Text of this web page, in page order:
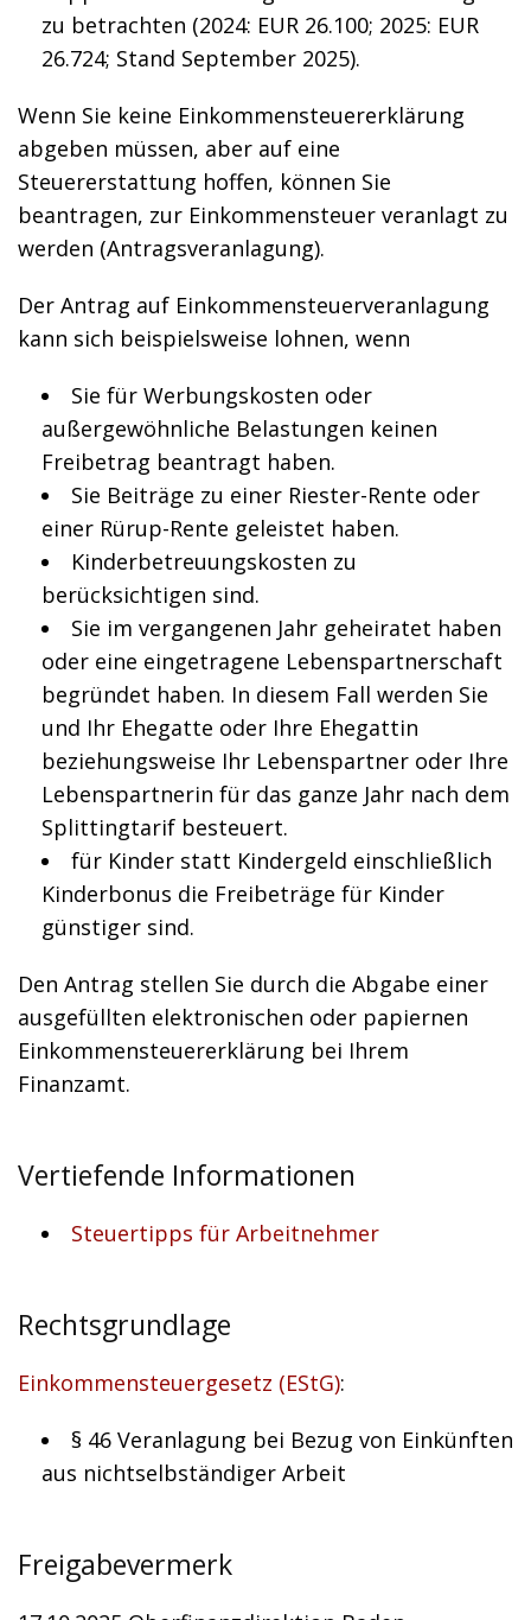
zu betrachten (2024: EUR 26.100; 2025: EUR
26.724; Stand September 2025).
Wenn Sie keine Einkommensteuererklärung
abgeben müssen, aber auf eine
Steuererstattung hoffen, können Sie
beantragen, zur Einkommensteuer veranlagt zu
werden (Antragsveranlagung).
Der Antrag auf Einkommensteuerveranlagung
kann sich beispielsweise lohnen, wenn
Sie für Werbungskosten oder
außergewöhnliche Belastungen keinen
Freibetrag beantragt haben.
Sie Beiträge zu einer Riester-Rente oder
einer Rürup-Rente geleistet haben.
Kinderbetreuungskosten zu
berücksichtigen sind.
Sie im vergangenen Jahr geheiratet haben
oder eine eingetragene Lebenspartnerschaft
begründet haben. In diesem Fall werden Sie
und Ihr Ehegatte oder Ihre Ehegattin
beziehungsweise Ihr Lebenspartner oder Ihre
Lebenspartnerin für das ganze Jahr nach dem
Splittingtarif besteuert.
für Kinder statt Kindergeld einschließlich
Kinderbonus die Freibeträge für Kinder
günstiger sind.
Den Antrag stellen Sie durch die Abgabe einer
ausgefüllten elektronischen oder papiernen
Einkommensteuererklärung bei Ihrem
Finanzamt.
Vertiefende Informationen
Steuertipps für Arbeitnehmer
Rechtsgrundlage
Einkommensteuergesetz (EStG):
§ 46 Veranlagung bei Bezug von Einkünften
aus nichtselbständiger Arbeit
Freigabevermerk